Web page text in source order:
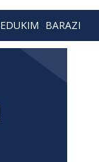
EDUKIM BARAZI